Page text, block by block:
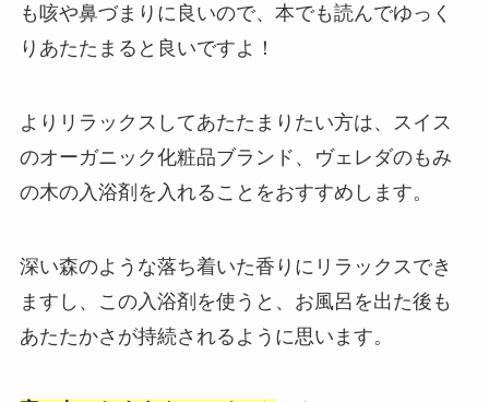
も咳や鼻づまりに良いので、本でも読んでゆっく
りあたたまると良いですよ！
よりリラックスしてあたたまりたい方は、スイス
のオーガニック化粧品ブランド、ヴェレダのもみ
の木の入浴剤を入れることをおすすめします。
深い森のような落ち着いた香りにリラックスでき
ますし、この入浴剤を使うと、お風呂を出た後も
あたたかさが持続されるように思います。